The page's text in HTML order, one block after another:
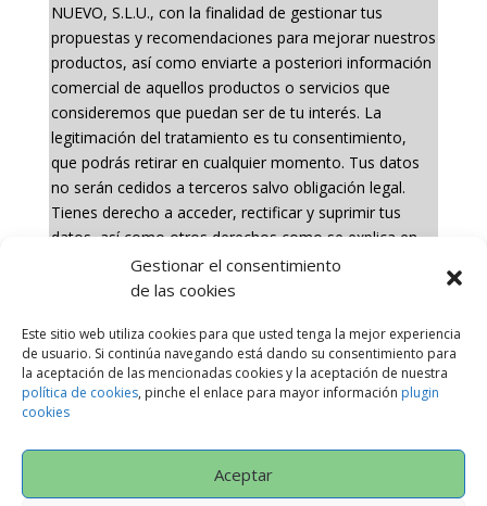
Gestionar el consentimiento
de las cookies
Este sitio web utiliza cookies para que usted tenga la mejor experiencia
de usuario. Si continúa navegando está dando su consentimiento para
la aceptación de las mencionadas cookies y la aceptación de nuestra
política de cookies, pinche el enlace para mayor información plugin
cookies
Aceptar
NUEVO, S.L.U., con la finalidad de gestionar tus
propuestas y recomendaciones para mejorar nuestros
productos, así como enviarte a posteriori información
comercial de aquellos productos o servicios que
consideremos que puedan ser de tu interés. La
legitimación del tratamiento es tu consentimiento,
que podrás retirar en cualquier momento. Tus datos
no serán cedidos a terceros salvo obligación legal.
Tienes derecho a acceder, rectificar y suprimir tus
datos, así como otros derechos como se explica en
nuestra política de privacidad:
https://www.adelopd.com/privacidad/pinturas-arte-
Política de Privacidad